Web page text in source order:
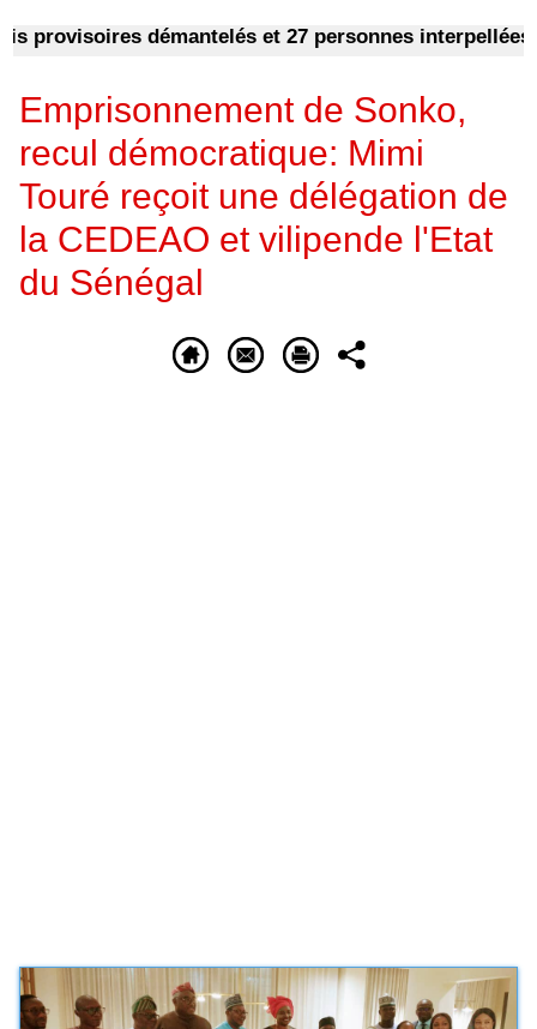
démantelés et 27 personnes interpellées
Emprisonnement de Sonko,
recul démocratique: Mimi
Touré reçoit une délégation de
la CEDEAO et vilipende l'Etat
du Sénégal